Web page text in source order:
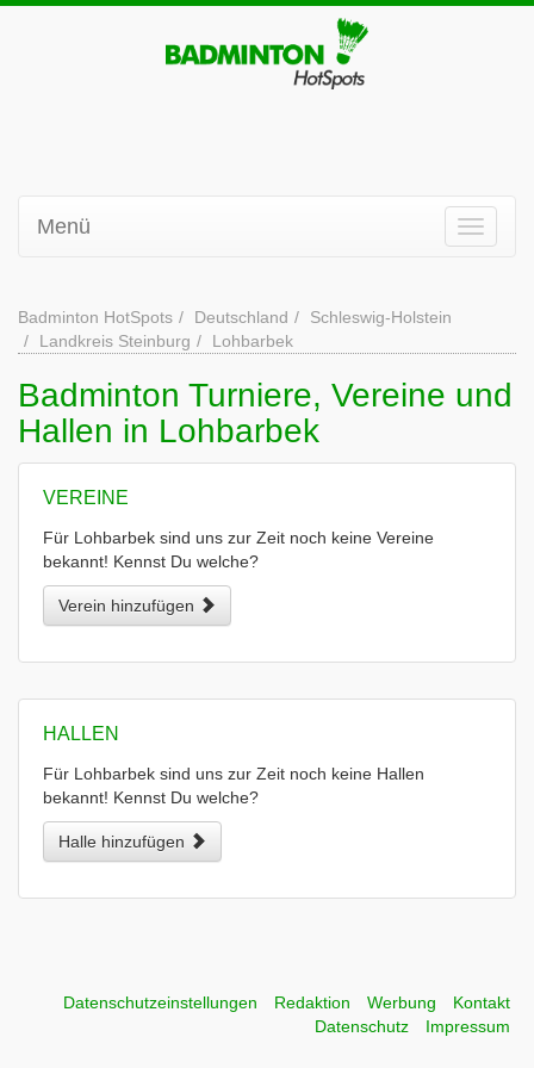
Menü
Badminton HotSpots Deutschland
Schleswig-Holstein
Landkreis Steinburg
Lohbarbek
Badminton Turniere, Vereine und
Hallen in Lohbarbek
VEREINE
Für Lohbarbek sind uns zur Zeit noch keine Vereine
bekannt! Kennst Du welche?
Verein hinzufügen
HALLEN
Für Lohbarbek sind uns zur Zeit noch keine Hallen
bekannt! Kennst Du welche?
Halle hinzufügen
Datenschutzeinstellungen Redaktion Werbung
Kontakt
Datenschutz
Impressum